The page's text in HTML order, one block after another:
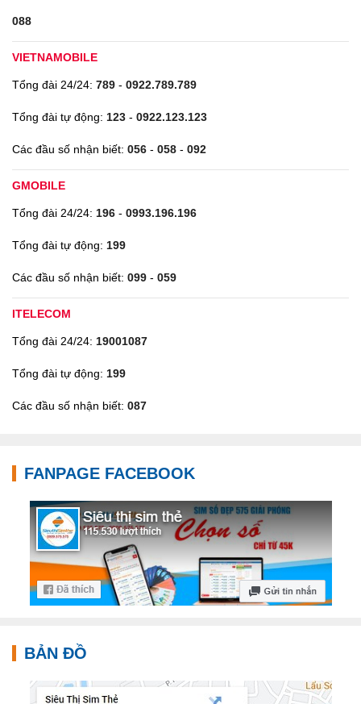
088
VIETNAMOBILE
Tổng đài 24/24: 789 - 0922.789.789
Tổng đài tự động: 123 - 0922.123.123
Các đầu số nhận biết: 056 - 058 - 092
GMOBILE
Tổng đài 24/24: 196 - 0993.196.196
Tổng đài tự động: 199
Các đầu số nhận biết: 099 - 059
ITELECOM
Tổng đài 24/24: 19001087
Tổng đài tự động: 199
Các đầu số nhận biết: 087
FANPAGE FACEBOOK
BẢN ĐỒ